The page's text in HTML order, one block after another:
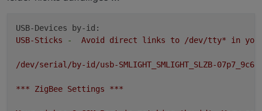
schauen, was da eingestellt ist.
USB-Devices by-id:
USB-Sticks
- Avoid direct links to /dev/tty* in
/dev/serial/by-id/usb-SMLIGHT_SMLIGHT_SLZB-
*** ZigBee Settings ***